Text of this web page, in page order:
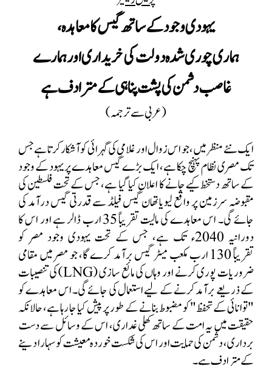
یہودی وجود کے ساتھ گیس کا معاہدہ،
ہماری چوری شدہ دولت کی خریداری اور ہمارے
غاصب دشمن کی پشت پناہی کے مترادف ہے
(عربی سے ترجمہ)
ایک نئے منظر میں، جو اس زوال اور غلامی کی گہرائی کو آشکار کرتا ہے جس
تک مصری نظام پہنچ چکا ہے، ایک بڑے گیس معاہدے پر یہود کے وجود
کے ساتھ دستخط کیے جانے کا اعلان کیا گیا ہے، جس کے تحت فلسطین کی
مقبوضہ سرزمین پر واقع لیویاتھان گیس فیلڈ سے قدرتی گیس درآمد کی
جائے گی۔ اس معاہدے کی مالیت تقریباً 35 ارب ڈالر ہے اور اس کا
دورانیہ 2040ء تک ہے، جس کے تحت یہودی وجود مصر کو
تقریباً 130 ارب مکعب میٹر گیس برآمد کرے گا، جو مصر میں مقامی
ضروریات پوری کرنے اور وہاں کی مائع سازی (LNG) کی تنصیبات
کے ذریعے برآمد کرنے کے لیے استعمال کی جائے گی۔ اس معاہدے کو
"توانائی کے تحفظ" کو مضبوط بنانے کے طور پر پیش کیا جا رہا ہے، حالانکہ
حقیقت میں یہ امت کے ساتھ کھلی غداری، اس کے وسائل سے دست
برداری، دشمن کی حمایت اور اس کی شکست خوردہ معیشت کو سہارا دینے
کے مترادف ہے۔